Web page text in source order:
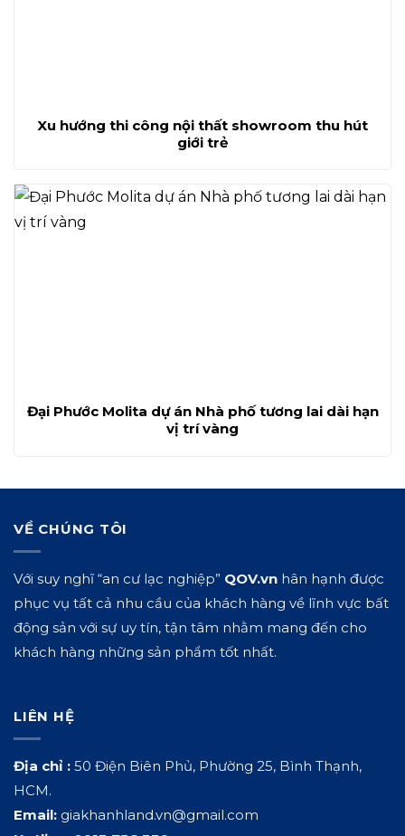
Xu hướng thi công nội thất showroom thu hút
giới trẻ
Đại Phước Molita dự án Nhà phố tương lai dài hạn
vị trí vàng
VỀ CHÚNG TÔI
Với suy nghĩ “an cư lạc nghiệp” QOV.vn hân hạnh được
phục vụ tất cả nhu cầu của khách hàng về lĩnh vực bất
động sản với sự uy tín, tận tâm nhằm mang đến cho
khách hàng những sản phẩm tốt nhất.
LIÊN HỆ
Địa chỉ : 50 Điện Biên Phủ, Phường 25, Bình Thạnh,
HCM.
Email: giakhanhland.vn@gmail.com